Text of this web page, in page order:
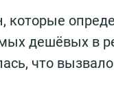
которые
дешёвых в
что